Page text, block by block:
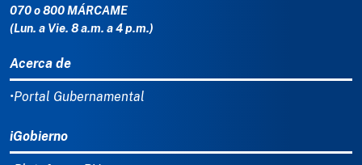
070 o 800 MÁRCAME
(Lun. a Vie. 8 a.m. a 4 p.m.)
Acerca de
•Portal Gubernamental
iGobierno